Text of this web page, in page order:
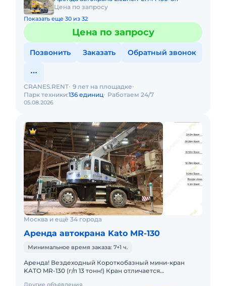
Цена по запросу
Показать еще 30 из 32
Цена по запросу
Позвонить Заказать Обратный звонок
05.08.2026
CRANES.RENT 9 лет на площадке
Парк техники:136 единиц Работаем 24/7
Москва и ещё 34 города
Аренда автокрана Kato MR-130
Минимальное время заказа: 7+1 ч.
Аренда! Вездеходный Короткобазный мини-кран
KATO MR-130 (г/п 13 тонн!) Кран отличается
Другие объявления